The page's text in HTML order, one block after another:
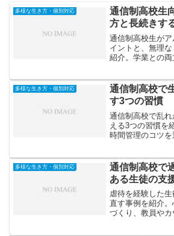
多様な生き方・個別対応
通信制高校生
方と長続きす
通信制高校生が
イントと、無理
紹介。学業との両
多様な生き方・個別対応
通信制高校で
す3つの習慣
通信制高校で乱
える3つの習慣を
時間管理のコツを
多様な生き方・個別対応
通信制高校で
ある生徒の支
虐待を経験した
直す事例を紹介
づくり、教員や